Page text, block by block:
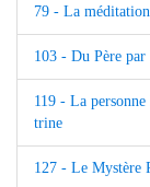
79 - La
103 - Du Père
119 - La
trine
127 - Le Mystère